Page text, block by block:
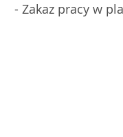
- Zakaz pracy w